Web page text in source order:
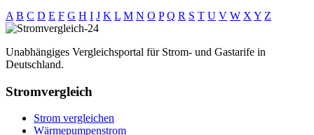
A B C D E F G H I J K L M N O P Q R S T U V W X Y Z
Unabhängiges Vergleichsportal für Strom- und Gastarife in
Deutschland.
Stromvergleich
Strom vergleichen
Wärmepumpenstrom